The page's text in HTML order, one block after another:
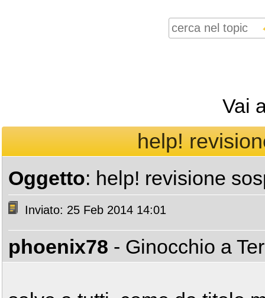
Vai
help!
Oggetto: help! revisione
Inviato: 25 Feb 2014 14:01
phoenix78 - Ginocchio a